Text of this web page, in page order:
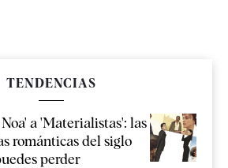
TENDENCIAS
a 'Materialistas': las
románticas del siglo
perder